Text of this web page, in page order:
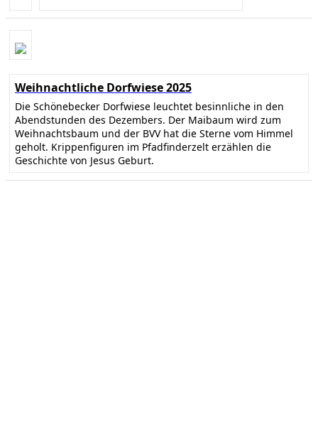
Weihnachtliche Dorfwiese 2025
Die Schönebecker Dorfwiese leuchtet besinnliche in den
Abendstunden des Dezembers. Der Maibaum wird zum
Weihnachtsbaum und der BVV hat die Sterne vom Himmel
geholt. Krippenfiguren im Pfadfinderzelt erzählen die
Geschichte von Jesus Geburt.